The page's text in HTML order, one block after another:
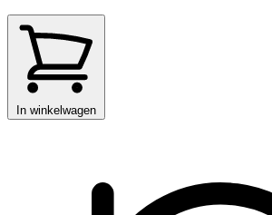
In winkelwagen